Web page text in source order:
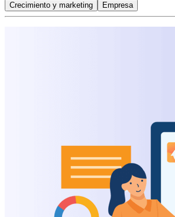
Crecimiento y marketing
Empresa